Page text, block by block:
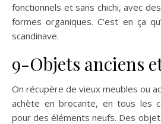
fonctionnels et sans chichi, avec
formes organiques. C’est en ça
scandinave.
9-Objets anciens
On récupère de vieux meubles ou
achète en brocante, en tous les
pour des éléments neufs. Des